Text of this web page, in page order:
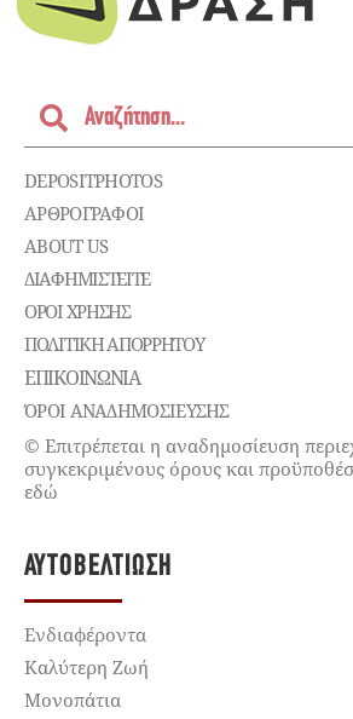
DEPOSITPHOTOS
ΑΡΘΡΟΓΡΑΦΟΙ
ABOUT US
ΔΙΑΦΗΜΙΣΤΕΊΤΕ
ΌΡΟΙ ΧΡΉΣΗΣ
ΠΟΛΙΤΙΚΉ ΑΠΟΡΡΉΤΟΥ
ΕΠΙΚΟΙΝΩΝΊΑ
ΌΡΟΙ ΑΝΑΔΗΜΟΣΙΕΥΣΗΣ
© Επιτρέπεται η αναδημοσίευση
συγκεκριμένους όρους και
εδώ
ΑΥΤΟΒΕΛΤΊΩΣΗ
Ενδιαφέροντα
Καλύτερη Ζωή
Μονοπάτια